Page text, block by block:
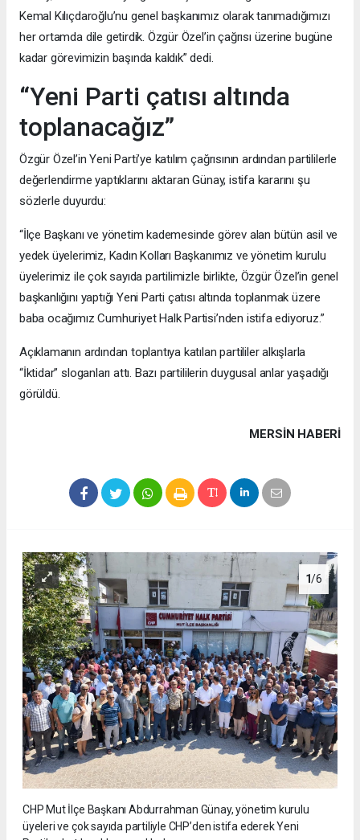
Kemal Kılıçdaroğlu’nu genel başkanımız olarak tanımadığımızı
her ortamda dile getirdik. Özgür Özel’in çağrısı üzerine bugüne
kadar görevimizin başında kaldık” dedi.
“Yeni Parti çatısı altında
toplanacağız”
Özgür Özel’in Yeni Parti’ye katılım çağrısının ardından partililerle
değerlendirme yaptıklarını aktaran Günay, istifa kararını şu
sözlerle duyurdu:
“İlçe Başkanı ve yönetim kademesinde görev alan bütün asil ve
yedek üyelerimiz, Kadın Kolları Başkanımız ve yönetim kurulu
üyelerimiz ile çok sayıda partilimizle birlikte, Özgür Özel’in genel
başkanlığını yaptığı Yeni Parti çatısı altında toplanmak üzere
baba ocağımız Cumhuriyet Halk Partisi’nden istifa ediyoruz.”
Açıklamanın ardından toplantıya katılan partililer alkışlarla
“İktidar” sloganları attı. Bazı partililerin duygusal anlar yaşadığı
görüldü.
MERSIN HABERİ
1/6
CHP Mut İlçe Başkanı Abdurrahman Günay, yönetim kurulu
üyeleri ve çok sayıda partiliyle CHP’den istifa ederek Yeni